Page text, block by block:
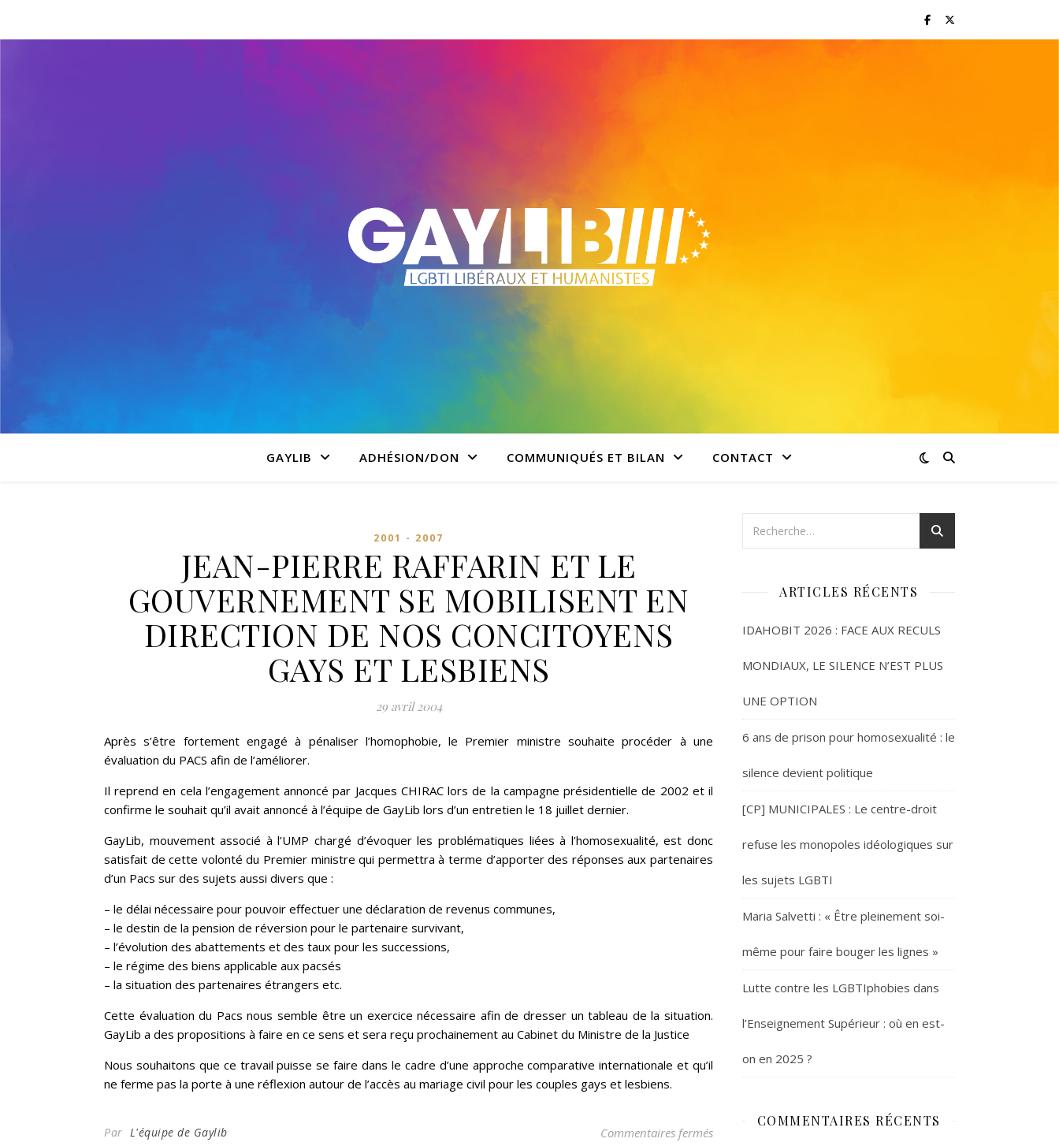
GAYLIB ADHÉSION/DON COMMUNIQUÉS ET BILAN CONTACT
2001 - 2007
JEAN-PIERRE RAFFARIN ET LE
GOUVERNEMENT SE MOBILISENT EN
DIRECTION DE NOS CONCITOYENS
GAYS ET LESBIENS
29 avril 2004
Après s’être fortement engagé à pénaliser l’homophobie, le Premier ministre souhaite procéder à une
évaluation du PACS afin de l’améliorer.
Il reprend en cela l’engagement annoncé par Jacques CHIRAC lors de la campagne présidentielle de 2002 et il
confirme le souhait qu’il avait annoncé à l’équipe de GayLib lors d’un entretien le 18 juillet dernier.
GayLib, mouvement associé à l’UMP chargé d’évoquer les problématiques liées à l’homosexualité, est donc
satisfait de cette volonté du Premier ministre qui permettra à terme d’apporter des réponses aux partenaires
d’un Pacs sur des sujets aussi divers que :
– le délai nécessaire pour pouvoir effectuer une déclaration de revenus communes,
– le destin de la pension de réversion pour le partenaire survivant,
– l’évolution des abattements et des taux pour les successions,
– le régime des biens applicable aux pacsés
– la situation des partenaires étrangers etc.
Cette évaluation du Pacs nous semble être un exercice nécessaire afin de dresser un tableau de la situation.
GayLib a des propositions à faire en ce sens et sera reçu prochainement au Cabinet du Ministre de la Justice
Nous souhaitons que ce travail puisse se faire dans le cadre d’une approche comparative internationale et qu’il
ne ferme pas la porte à une réflexion autour de l’accès au mariage civil pour les couples gays et lesbiens.
Par L'équipe de Gaylib Commentaires ferméssur JEAN-PIERRE RAFFARIN ET LE GOUVERNEMENT SE
ARTICLES RÉCENTS
IDAHOBIT 2026 : FACE AUX RECULS
MONDIAUX, LE SILENCE N’EST PLUS
UNE OPTION
6 ans de prison pour homosexualité : le
silence devient politique
[CP] MUNICIPALES : Le centre-droit
refuse les monopoles idéologiques sur
les sujets LGBTI
Maria Salvetti : « Être pleinement soi-
même pour faire bouger les lignes »
Lutte contre les LGBTIphobies dans
l’Enseignement Supérieur : où en est-
on en 2025 ?
COMMENTAIRES RÉCENTS